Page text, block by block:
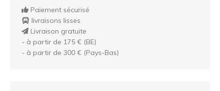
Paiement sécurisé
livraisons lisses
Livraison gratuite
- à partir de 175 € (BE)
- à partir de 300 € (Pays-Bas)